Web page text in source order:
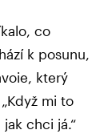
co
k posunu,
který
mi to
chci já.“